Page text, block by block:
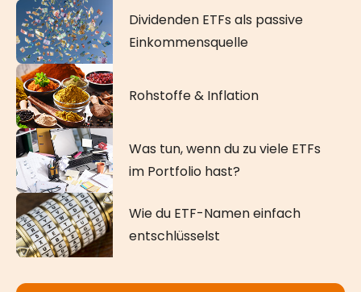
Dividenden ETFs als passive
Einkommensquelle
Rohstoffe & Inflation
Was tun, wenn du zu viele ETFs
im Portfolio hast?
Wie du ETF-Namen einfach
entschlüsselst